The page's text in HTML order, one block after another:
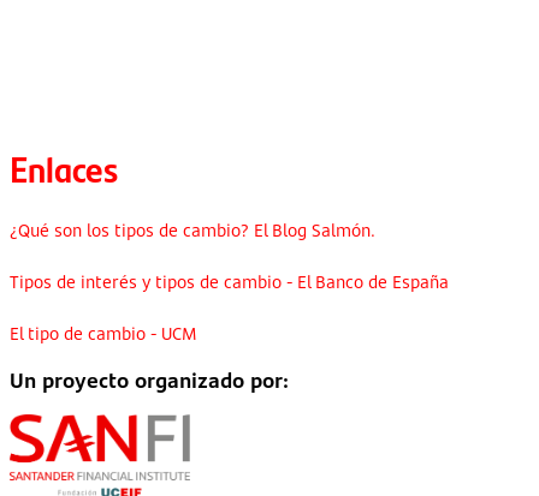
Enlaces
¿Qué son los tipos de cambio? El Blog Salmón.
Tipos de interés y tipos de cambio - El Banco de España
El tipo de cambio - UCM
Un proyecto organizado por: